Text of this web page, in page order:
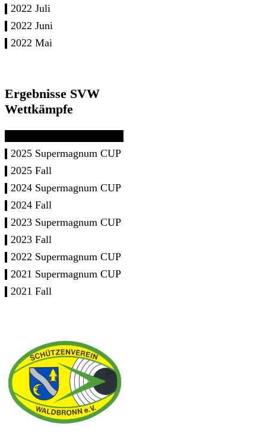
2022 Juli
2022 Juni
2022 Mai
Ergebnisse SVW
Wettkämpfe
2025 Supermagnum CUP
2025 Fall
2024 Supermagnum CUP
2024 Fall
2023 Supermagnum CUP
2023 Fall
2022 Supermagnum CUP
2021 Supermagnum CUP
2021 Fall